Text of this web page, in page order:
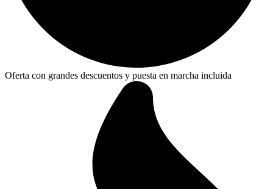
Oferta con grandes descuentos y puesta en marcha incluida